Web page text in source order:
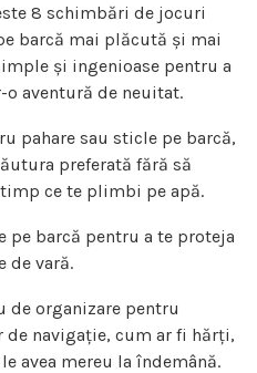
8 schimbări de jocuri
barcă mai plăcută și mai
și ingenioase pentru a
aventură de neuitat.
pahare sau sticle pe barcă,
preferată fără să
ce te plimbi pe apă.
pe barcă pentru a te proteja
de vară.
de organizare pentru
navigație, cum ar fi hărți,
avea mereu la îndemână.